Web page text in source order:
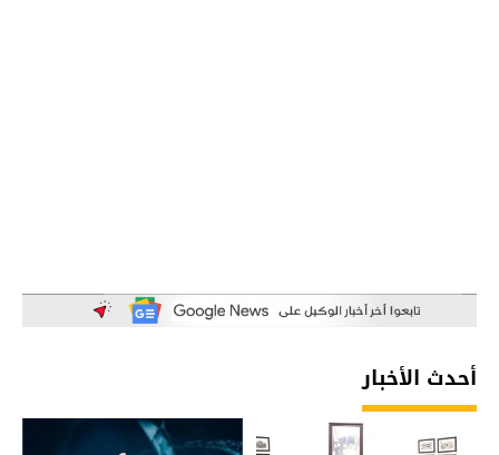
أحدث الأخبار